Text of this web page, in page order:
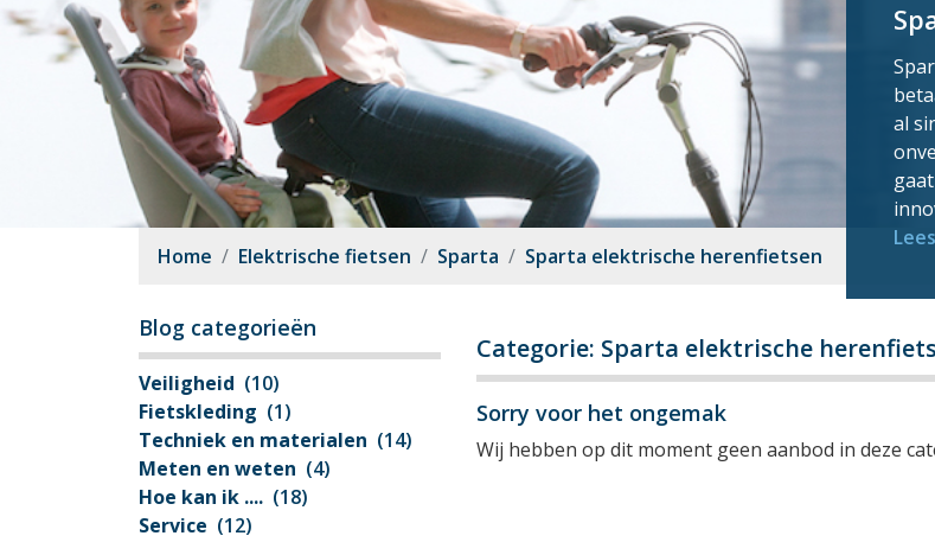
al
Home Elektrische fietsen Sparta Sparta elektrische herenfietsen
Blog categorieën
Veiligheid (10)
Fietskleding (1)
Techniek en materialen (14)
Meten en weten (4)
Hoe kan ik .... (18)
Service (12)
Categorie: Sparta elektrische
Sorry voor het ongemak
Wij hebben op dit moment geen aanbod in deze